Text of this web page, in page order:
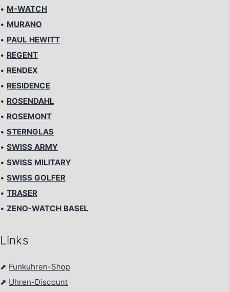
• M-WATCH
• MURANO
• PAUL HEWITT
• REGENT
• RENDEX
• RESIDENCE
• ROSENDAHL
• ROSEMONT
• STERNGLAS
• SWISS ARMY
• SWISS MILITARY
• SWISS GOLFER
• TRASER
• ZENO-WATCH BASEL
Links
⬈ Funkuhren-Shop
⬈ Uhren-Discount